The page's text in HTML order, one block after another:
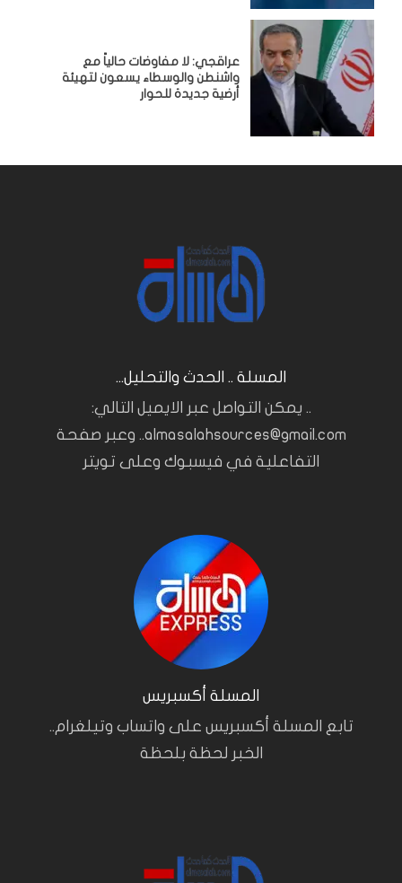
عراقجي: لا مفاوضات حالياً مع
واشنطن والوسطاء يسعون لتهيئة
أرضية جديدة للحوار
المسلة .. الحدث والتحليل...
.. يمكن التواصل عبر الايميل التالي:
almasalahsources@gmail.com.. وعبر صفحة
التفاعلية في فيسبوك وعلى تويتر
المسلة أكسبريس
تابع المسلة أكسبريس على واتساب وتيلغرام..
الخبر لحظة بلحظة